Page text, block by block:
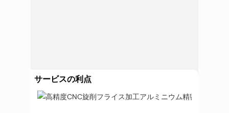
サービスの利点